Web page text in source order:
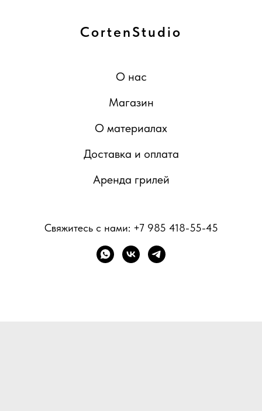
CortenStudio
О нас
Магазин
О материалах
Доставка и оплата
Аренда грилей
Свяжитесь с нами: +7 985 418-55-45